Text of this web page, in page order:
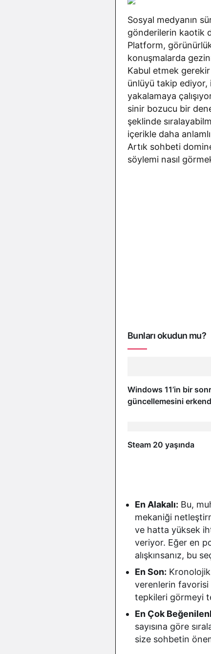
Sosyal medyanın
gönderilerin kaotik
Platform,
konuşmalarda
Kabul etmek
ünlüyü takip
yakalamaya
sinir bozucu bir
şeklinde
içerikle daha
Artık sohbeti
söylemi nasıl
Bunları okudun mu?
Windows 11’in bir
güncellemesini
Steam 20 yaşında
En Alakalı: Bu,
mekaniği
ve hatta yüksek
veriyor. Eğer en
alışkınsanız, bu
En Son:
verenlerin favorisi
tepkileri görmeyi
En Çok
sayısına göre
size sohbetin